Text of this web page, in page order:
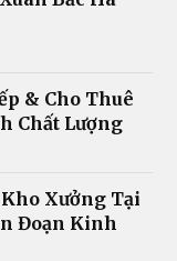
& Cho Thuê
Chất Lượng
Xưởng Tại
Đoạn Kinh